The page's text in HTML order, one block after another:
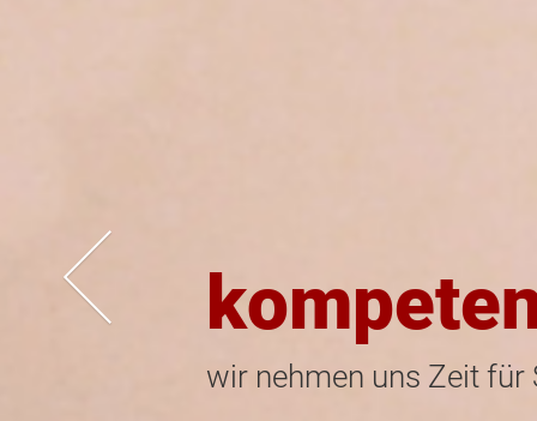
wir nehmen uns Zeit für